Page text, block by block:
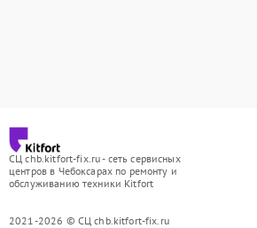
СЦ chb.kitfort-fix.ru - сеть сервисных
центров в Чебоксарах по ремонту и
обслуживанию техники Kitfort
2021-2026 © СЦ chb.kitfort-fix.ru